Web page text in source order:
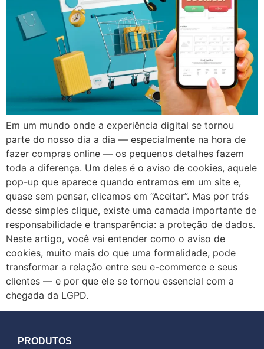
Em um mundo onde a experiência digital se tornou
parte do nosso dia a dia — especialmente na hora de
fazer compras online — os pequenos detalhes fazem
toda a diferença. Um deles é o aviso de cookies, aquele
pop-up que aparece quando entramos em um site e,
quase sem pensar, clicamos em “Aceitar”. Mas por trás
desse simples clique, existe uma camada importante de
responsabilidade e transparência: a proteção de dados.
Neste artigo, você vai entender como o aviso de
cookies, muito mais do que uma formalidade, pode
transformar a relação entre seu e-commerce e seus
clientes — e por que ele se tornou essencial com a
chegada da LGPD.
PRODUTOS